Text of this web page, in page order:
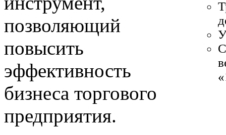
позволяющий
повысить
эффективность
бизнеса торгового
предприятия.